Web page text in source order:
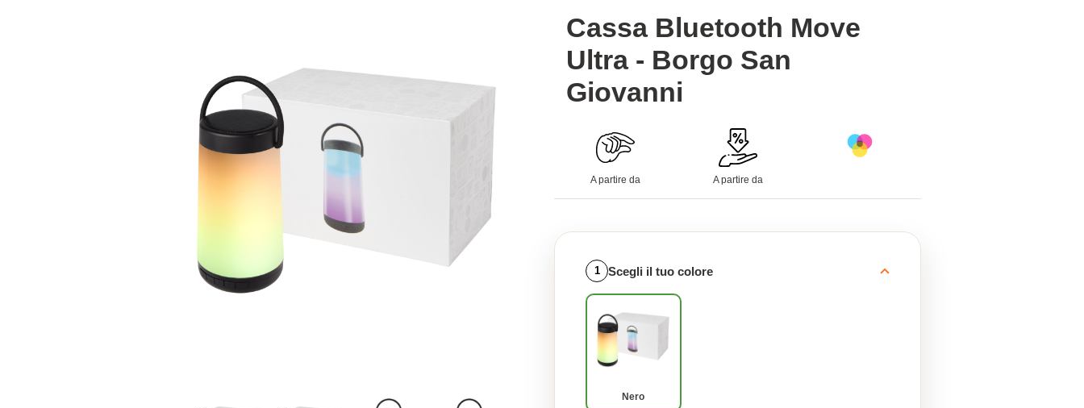
Cassa Bluetooth Move
Ultra - Borgo San
Giovanni
A partire da A partire da
1 Scegli il tuo colore
Nero